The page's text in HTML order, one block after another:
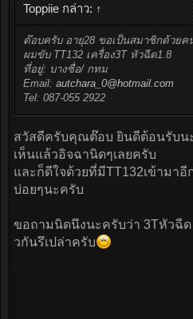
Toppiie กล่าว: ↑
ต๊อบครับ อายุ28 ขอเป็นสมาชิกด้วยค
ผมขับ TT132 เครื่อง3T หัวฉีด1.8
ที่อยู่: บางซื่อ/ กทม
Email: autchara_0@hotmail.com
Tel: 087-055 2922
สวัสดีครับคุณต๊อบ ยินดีต้อนรับน
เห็นแล้วอิจฉานิดๆเลยครับ
และก็ดีใจด้วยที่มีTT132เข้ามา
บ่อยๆนะครับ
ขอถามนิดนึงนะครับว่า 3Tหัวฉีด
วกันรึเปล่าครับ